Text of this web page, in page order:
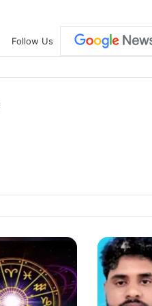
Follow Us
म
स्जि
मा